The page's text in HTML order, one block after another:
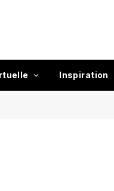
Inspiration